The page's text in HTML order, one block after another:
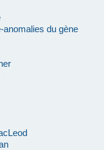
du gène